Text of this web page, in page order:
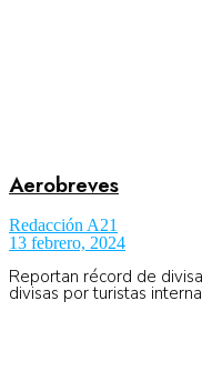
Aerobreves
Redacción A21
13 febrero, 2024
Reportan récord de
divisas por turistas